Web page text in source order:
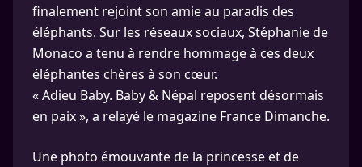
finalement rejoint son amie au paradis des
éléphants. Sur les réseaux sociaux, Stéphanie de
Monaco a tenu à rendre hommage à ces deux
éléphantes chères à son cœur.
« Adieu Baby. Baby & Népal reposent désormais
en paix », a relayé le magazine France Dimanche.
Une photo émouvante de la princesse et de